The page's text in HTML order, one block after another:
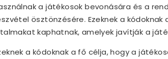
a játékosok bevonására és a
ösztönzésére. Ezeknek a
kaphatnak, amelyek javítják a
a kódoknak a fő célja, hogy a